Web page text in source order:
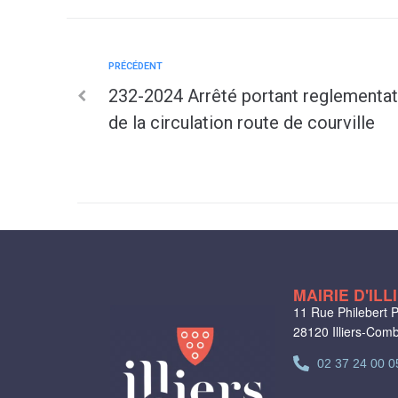
PRÉCÉDENT
232-2024 Arrêté portant
de la circulation route de courville
MAIRIE
11 Rue Philebert
28120 Illiers-
02 37 24 00